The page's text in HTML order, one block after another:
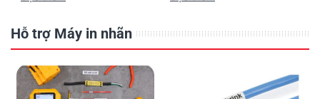
Hỗ trợ Máy in nhãn